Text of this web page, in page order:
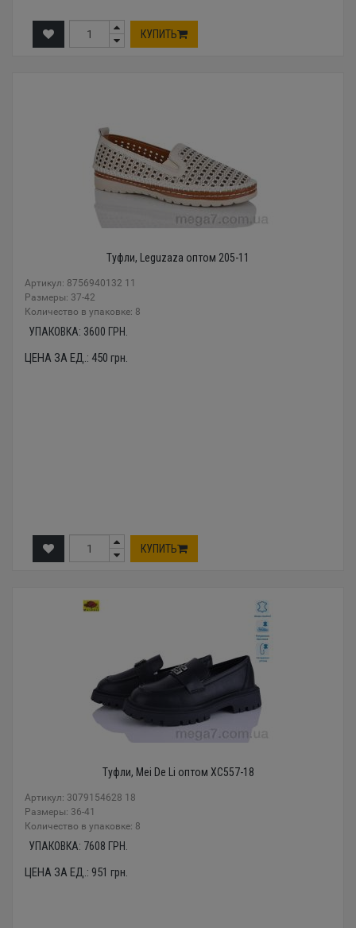
КУПИТЬ
Туфли, Leguzaza оптом 205-11
Артикул: 8756940132 11
Размеры: 37-42
Количество в упаковке: 8
УПАКОВКА: 3600 ГРН.
ЦЕНА ЗА ЕД.: 450 грн.
КУПИТЬ
Туфли, Mei De Li оптом XC557-18
Артикул: 3079154628 18
Размеры: 36-41
Количество в упаковке: 8
УПАКОВКА: 7608 ГРН.
ЦЕНА ЗА ЕД.: 951 грн.